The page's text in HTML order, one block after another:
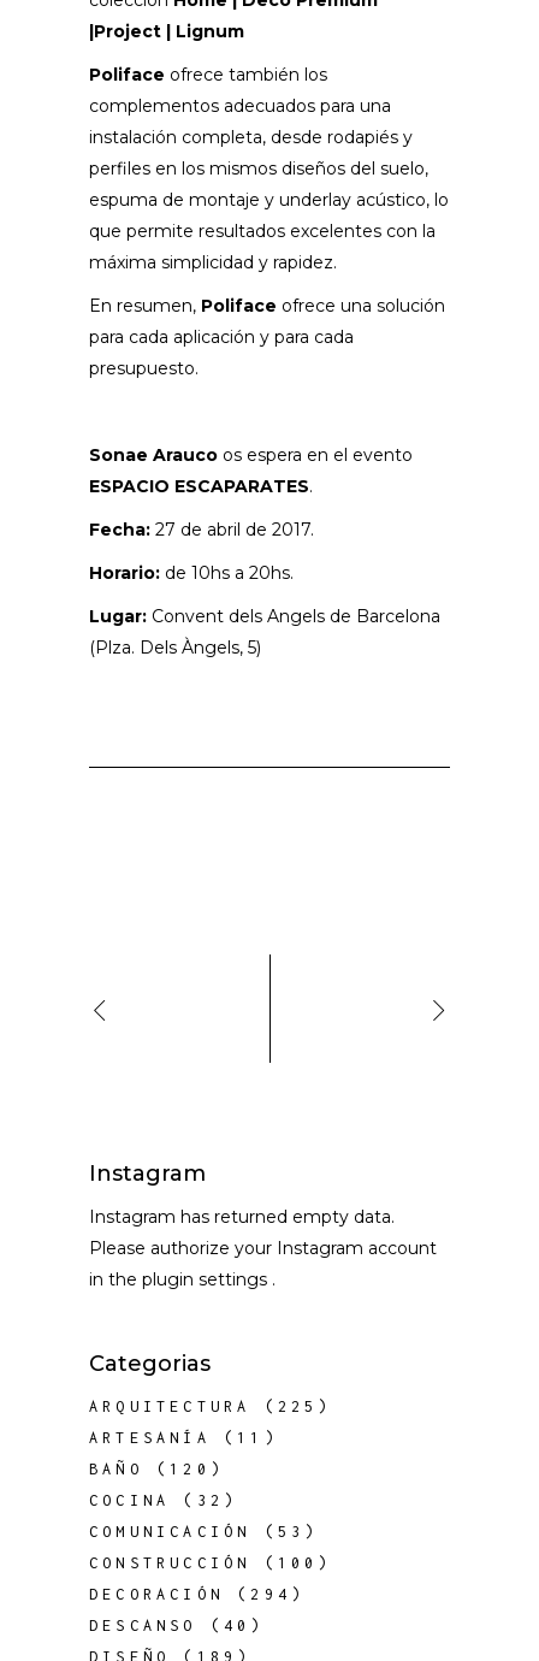
|Project | Lignum
Poliface ofrece también los
complementos adecuados para una
instalación completa, desde rodapiés y
perfiles en los mismos diseños del suelo,
espuma de montaje y underlay acústico, lo
que permite resultados excelentes con la
máxima simplicidad y rapidez.
En resumen, Poliface ofrece una solución
para cada aplicación y para cada
presupuesto.
Sonae Arauco os espera en el evento
ESPACIO ESCAPARATES.
Fecha: 27 de abril de 2017.
Horario: de 10hs a 20hs.
Lugar: Convent dels Angels de Barcelona
(Plza. Dels Àngels, 5)
Instagram
Instagram has returned empty data.
Please authorize your Instagram account
in the plugin settings .
Categorias
ARQUITECTURA
(225)
ARTESANÍA
(11)
BAÑO
(120)
COCINA
(32)
COMUNICACIÓN
(53)
CONSTRUCCIÓN
(100)
DECORACIÓN
(294)
DESCANSO
(40)
DISEÑO
(189)